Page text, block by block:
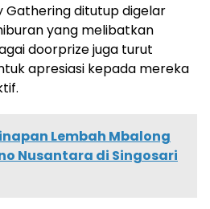
Gathering ditutup digelar
yang melibatkan
doorprize juga turut
apresiasi kepada mereka
Lembah Mbalong
Nusantara di Singosari